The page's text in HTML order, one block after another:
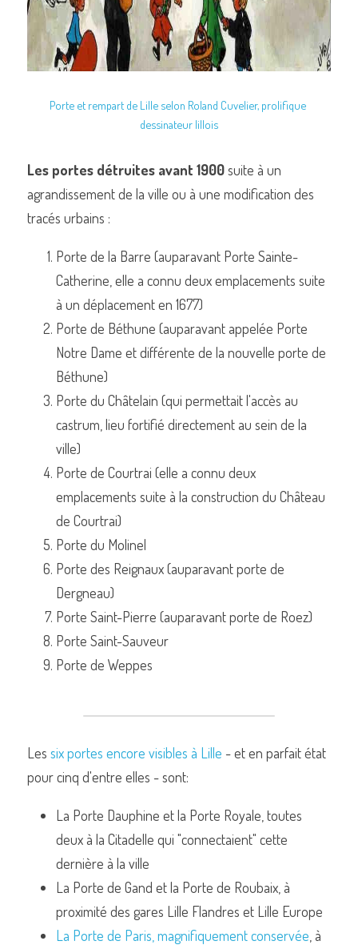
Porte et rempart de Lille selon Roland Cuvelier, prolifique
dessinateur lillois
Les portes détruites avant 1900 suite à un
agrandissement de la ville ou à une modification des
tracés urbains :
Porte de la Barre (auparavant Porte Sainte-
Catherine, elle a connu deux emplacements suite
à un déplacement en 1677)
Porte de Béthune (auparavant appelée Porte
Notre Dame et différente de la nouvelle porte de
Béthune)
Porte du Châtelain (qui permettait l'accès au
castrum, lieu fortifié directement au sein de la
ville)
Porte de Courtrai (elle a connu deux
emplacements suite à la construction du Château
de Courtrai)
Porte du Molinel
Porte des Reignaux (auparavant porte de
Dergneau)
Porte Saint-Pierre (auparavant porte de Roez)
Porte Saint-Sauveur
Porte de Weppes
Les six portes encore visibles à Lille - et en parfait état
pour cinq d'entre elles - sont:
La Porte Dauphine et la Porte Royale, toutes
deux à la Citadelle qui "connectaient" cette
dernière à la ville
La Porte de Gand et la Porte de Roubaix, à
proximité des gares Lille Flandres et Lille Europe
La Porte de Paris, magnifiquement conservée , à